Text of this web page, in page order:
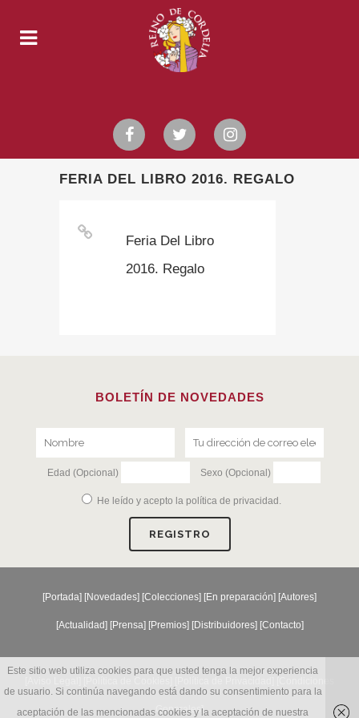
FERIA DEL LIBRO 2016. REGALO
Feria Del Libro
2016. Regalo
BOLETÍN DE NOVEDADES
Edad (Opcional) Sexo (Opcional)
He leído y acepto la política de privacidad .
[Portada] [Novedades] [Colecciones] [En preparación] [Autores]
[Actualidad] [Prensa] [Premios] [Distribuidores] [Contacto]
Generales ]
Este sitio web utiliza cookies para que usted tenga la mejor experiencia
de usuario. Si continúa navegando está dando su consentimiento para la
aceptación de las mencionadas cookies y la aceptación de nuestra